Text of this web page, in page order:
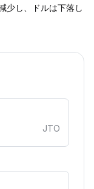
少し、ドルは下落し
JTO